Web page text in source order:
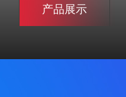
产品展示